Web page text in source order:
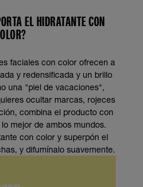
EL HIDRATANTE CON
faciales con color ofrecen a
y redensificada y un brillo
una "piel de vacaciones",
ocultar marcas, rojeces
combina el producto con
mejor de ambos mundos.
con color y superpón el
y difumínalo suavemente.